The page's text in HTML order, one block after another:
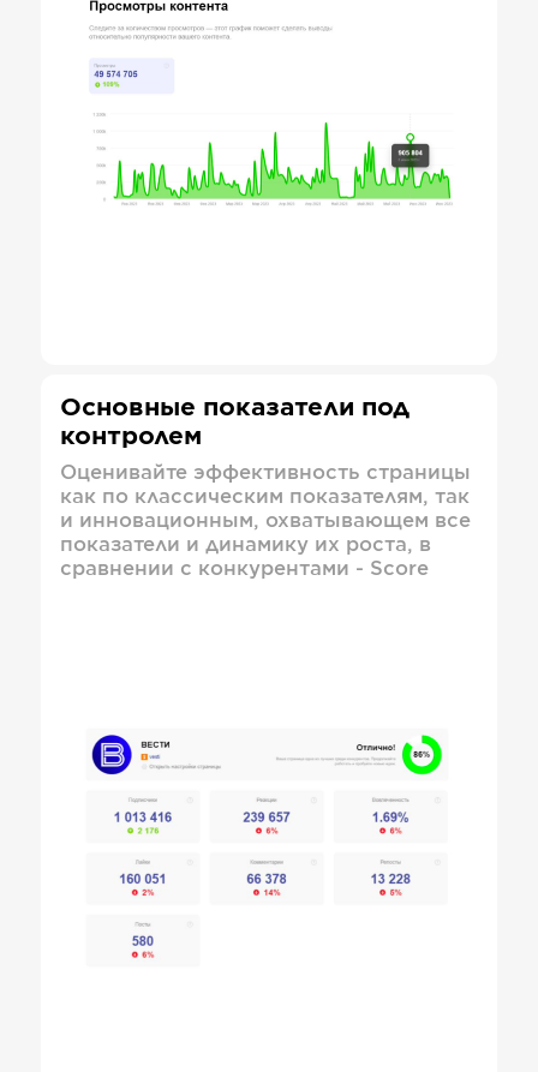
Основные показатели под
контролем
Оценивайте эффективность страницы
как по классическим показателям, так
и инновационным, охватывающем все
показатели и динамику их роста, в
сравнении с конкурентами - Score